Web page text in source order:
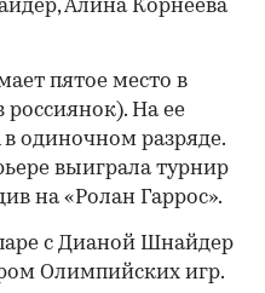
Алина Корнеева
пятое место в
россиянок). На ее
в одиночном разряде.
выиграла турнир
на «Ролан Гаррос».
с Дианой Шнайдер
Олимпийских игр.